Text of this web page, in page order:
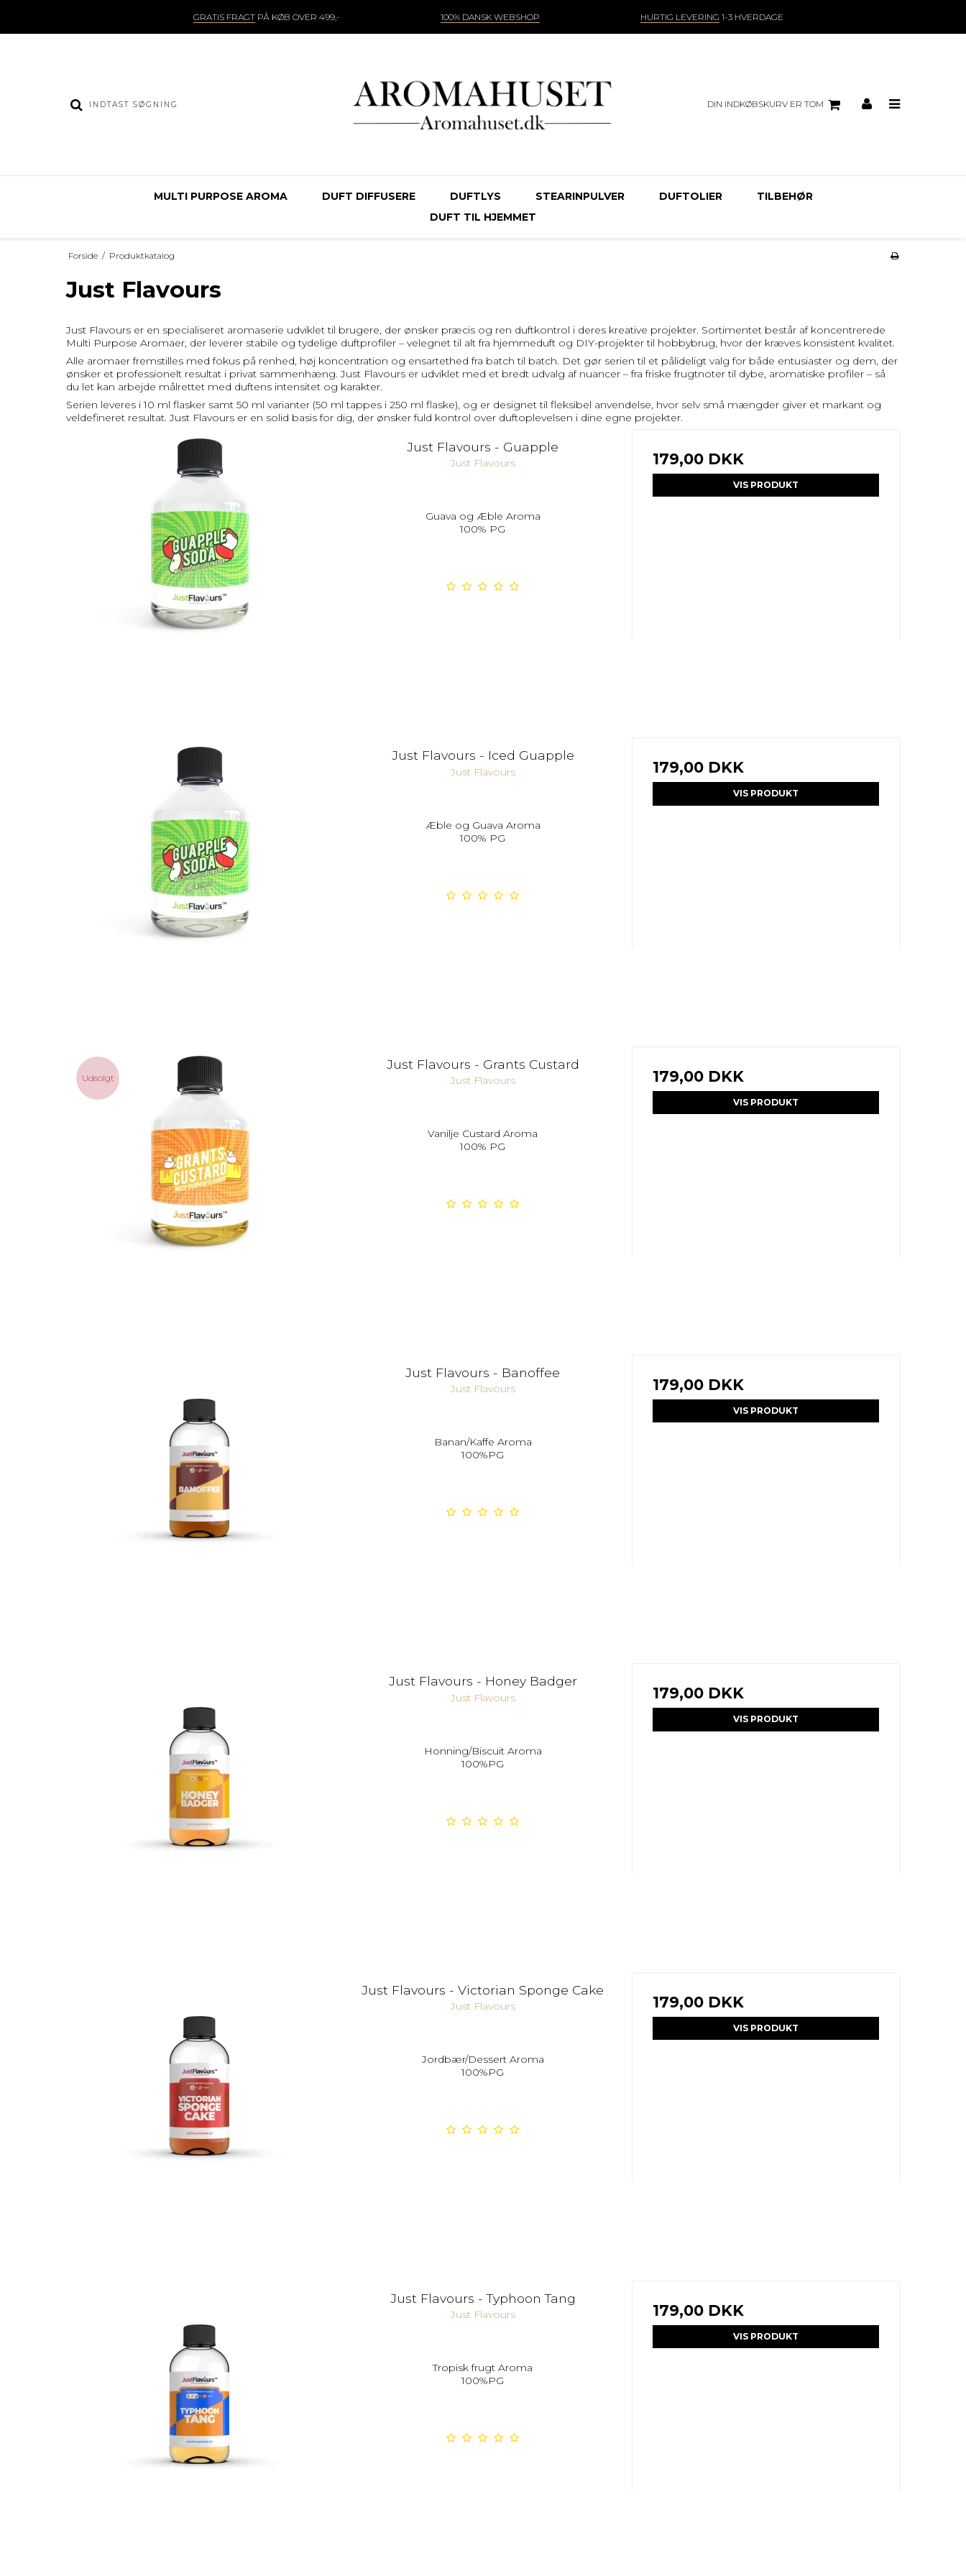
GRATIS FRAGTPÅ KØB OVER 499,- 100% DANSK WEBSHOP HURTIG LEVERING 1-3 HVERDAGE
DIN INDKØBSKURV ER TOM
MULTI PURPOSE AROMA DUFT DIFFUSERE DUFTLYS STEARINPULVER DUFTOLIER
TILBEHØR
DUFT TIL HJEMMET
Forside / Produktkatalog
Just Flavours
Just Flavours er en specialiseret aromaserie udviklet til brugere, der ønsker præcis og ren duftkontrol i deres kreative projekter. Sortimentet består af koncentrerede
Multi Purpose Aromaer, der leverer stabile og tydelige duftprofiler – velegnet til alt fra hjemmeduft og DIY-projekter til hobbybrug, hvor der kræves konsistent kvalitet.
Alle aromaer fremstilles med fokus på renhed, høj koncentration og ensartethed fra batch til batch. Det gør serien til et pålideligt valg for både entusiaster og dem, der
ønsker et professionelt resultat i privat sammenhæng. Just Flavours er udviklet med et bredt udvalg af nuancer – fra friske frugtnoter til dybe, aromatiske profiler – så
du let kan arbejde målrettet med duftens intensitet og karakter.
Serien leveres i 10 ml flasker samt 50 ml varianter (50 ml tappes i 250 ml flaske), og er designet til fleksibel anvendelse, hvor selv små mængder giver et markant og
veldefineret resultat. Just Flavours er en solid basis for dig, der ønsker fuld kontrol over duftoplevelsen i dine egne projekter.
Just Flavours - Guapple
Just Flavours
Guava og Æble Aroma
100% PG
179,00 DKK
VIS PRODUKT
Just Flavours - Iced Guapple
Just Flavours
Æble og Guava Aroma
100% PG
179,00 DKK
VIS PRODUKT
Udsolgt
Just Flavours - Grants Custard
Just Flavours
Vanilje Custard Aroma
100% PG
179,00 DKK
VIS PRODUKT
Just Flavours - Banoffee
Just Flavours
Banan/Kaffe Aroma
100%PG
179,00 DKK
VIS PRODUKT
Just Flavours - Honey Badger
Just Flavours
Honning/Biscuit Aroma
100%PG
179,00 DKK
VIS PRODUKT
Just Flavours - Victorian Sponge Cake
Just Flavours
Jordbær/Dessert Aroma
100%PG
179,00 DKK
VIS PRODUKT
Just Flavours - Typhoon Tang
Just Flavours
Tropisk frugt Aroma
100%PG
179,00 DKK
VIS PRODUKT